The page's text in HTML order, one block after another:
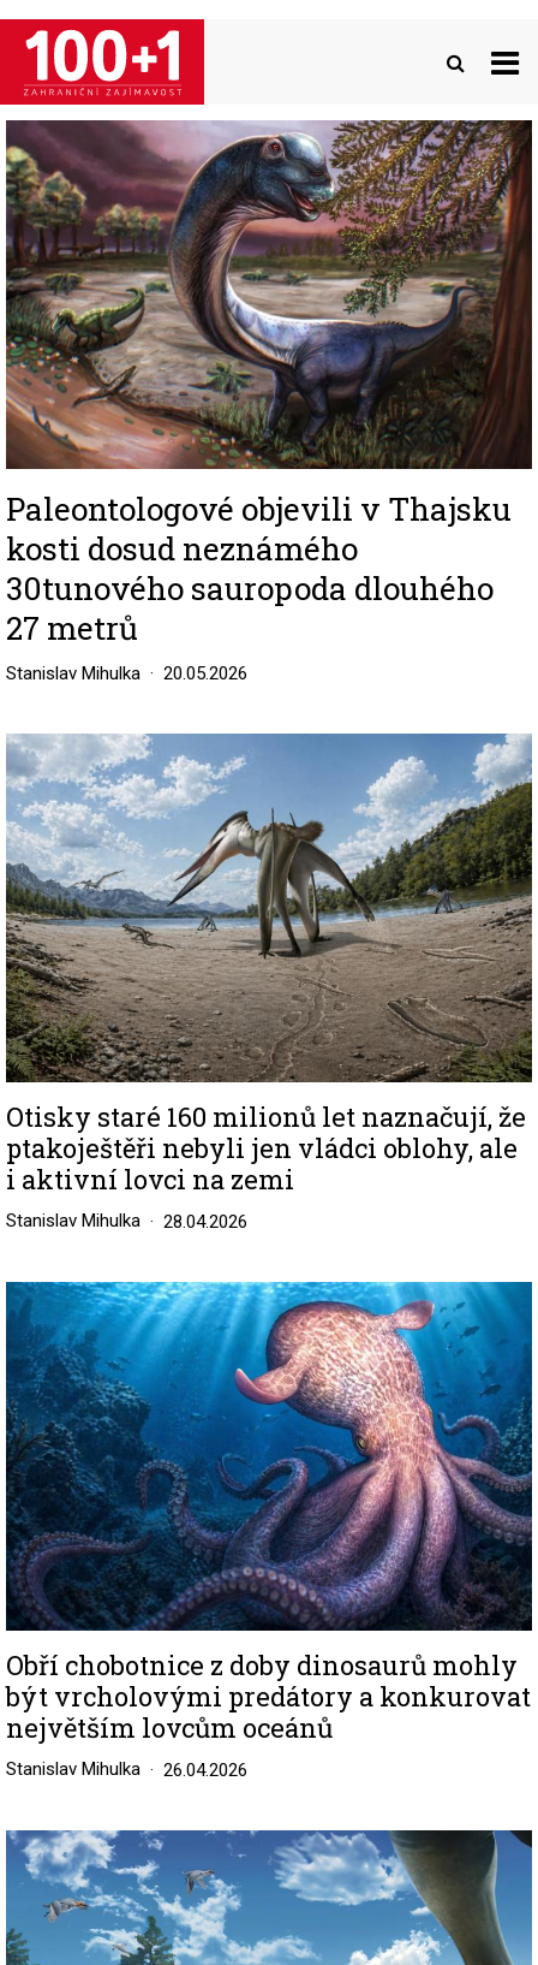
Přejít
hlavnímu
obsahu
Image
Paleontologové objevili v Thajsku
kosti dosud neznámého
30tunového sauropoda dlouhého
27 metrů
Stanislav Mihulka 20.05.2026
Image
Otisky staré 160 milionů let naznačují, že
ptakoještěři nebyli jen vládci oblohy, ale
i aktivní lovci na zemi
Stanislav Mihulka 28.04.2026
Image
Obří chobotnice z doby dinosaurů mohly
být vrcholovými predátory a konkurovat
největším lovcům oceánů
Stanislav Mihulka 26.04.2026
Image